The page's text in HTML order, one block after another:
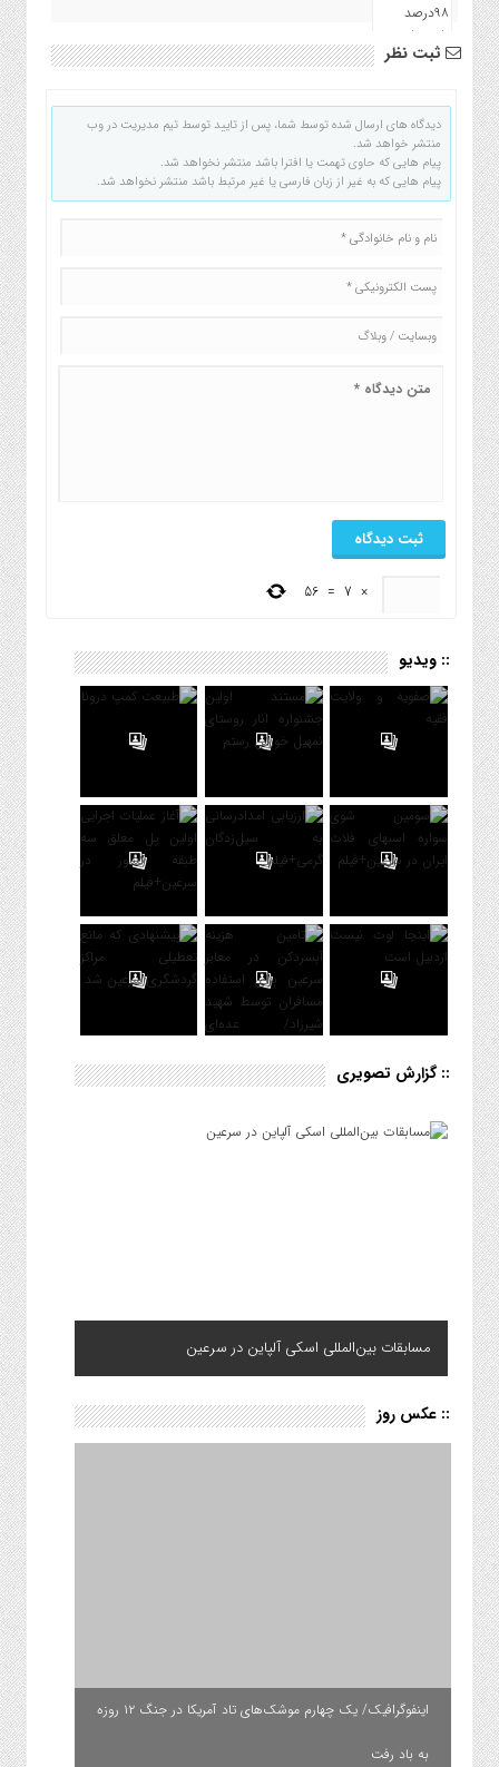
ثبت نظر
دیدگاه های ارسال شده توسط شما، پس از تایید توسط تیم مدیریت در وب
منتشر خواهد شد.
پیام هایی که حاوی تهمت یا افترا باشد منتشر نخواهد شد.
پیام هایی که به غیر از زبان فارسی یا غیر مرتبط باشد منتشر نخواهد شد.
×
7
=
56
:: ویدیو
:: گزارش تصویری
مسابقات بین‌المللی اسکی آلپاین در سرعین
:: عکس روز
اینفوگرافیک/ یک چهارم موشک‌های تاد آمریکا در جنگ ۱۲ روزه
به باد رفت